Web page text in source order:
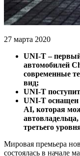
27 марта 2020
UNI-T –
автомобилей
современные
вид;
UNI-T
UNI-T оснащен
AI, которая
третьего
Мировая премьера
состоялась в начале